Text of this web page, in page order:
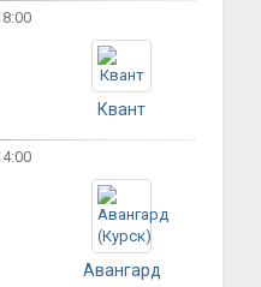
Квант
Авангард